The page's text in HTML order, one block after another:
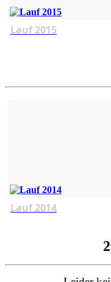
Lauf 2015
Lauf 2014